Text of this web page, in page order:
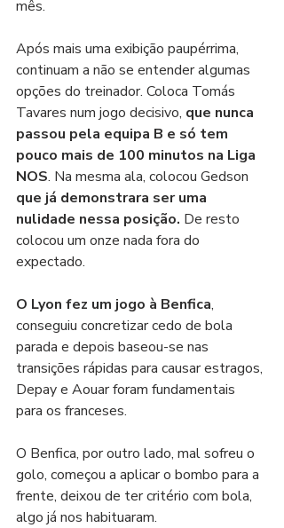
mês.
Após mais uma exibição paupérrima,
continuam a não se entender algumas
opções do treinador. Coloca Tomás
Tavares num jogo decisivo, que nunca
passou pela equipa B e só tem
pouco mais de 100 minutos na Liga
NOS. Na mesma ala, colocou Gedson
que já demonstrara ser uma
nulidade nessa posição. De resto
colocou um onze nada fora do
expectado.
O Lyon fez um jogo à Benfica,
conseguiu concretizar cedo de bola
parada e depois baseou-se nas
transições rápidas para causar estragos,
Depay e Aouar foram fundamentais
para os franceses.
O Benfica, por outro lado, mal sofreu o
golo, começou a aplicar o bombo para a
frente, deixou de ter critério com bola,
algo já nos habituaram.